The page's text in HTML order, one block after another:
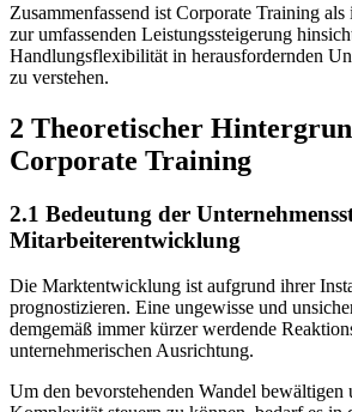
Zusammenfassend ist Corporate Training
zur umfassenden Leistungssteigerung
Handlungsflexibilität in herausfordernden
zu verstehen.
2 Theoretischer
Corporate Training
2.1 Bedeutung der
Mitarbeiterentwicklung
Die Marktentwicklung ist aufgrund ihrer
prognostizieren. Eine ungewisse und
demgemäß immer kürzer werdende
unternehmerischen Ausrichtung.
Um den bevorstehenden Wandel bewältigen